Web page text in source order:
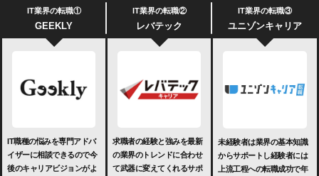
IT業界の転職①
GEEKLY
IT業界の転職②
レバテック
IT業界の転職③
ユニゾンキャリア
IT職種の悩みを専門アドバ
イザーに相談できるので今
後のキャリアビジョンがよ
求職者の経験と強みを最新
の業界のトレンドに合わせ
て武器に変えてくれるサポ
未経験者は業界の基本知識
からサポートし経験者には
上流工程への転職成功で年